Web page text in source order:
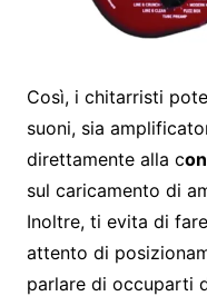
Così, i chitarristi
suoni, sia
direttamente alla c
sul caricamento di
Inoltre, ti evita di
attento di
parlare di occuparti